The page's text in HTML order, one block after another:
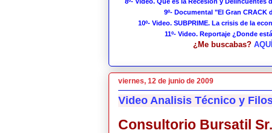
9º- Documental "El Gran CRACK
10º- Video. SUBPRIME. La crisis de la
11º- Video. Reportaje ¿Donde
¿Me buscabas?
viernes, 12 de junio de 2009
Video Analisis Técnico y
Consultorio Bursatil